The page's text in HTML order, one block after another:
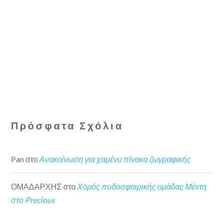
Πρόσφατα Σχόλια
Pan στοΑνακοίνωση για χαμένο πίνακα ζωγραφικής
ΟΜΑΔΑΡΧΗΣ στοΧορός ποδοσφαιρικής ομάδας Μέντη
στο Precious